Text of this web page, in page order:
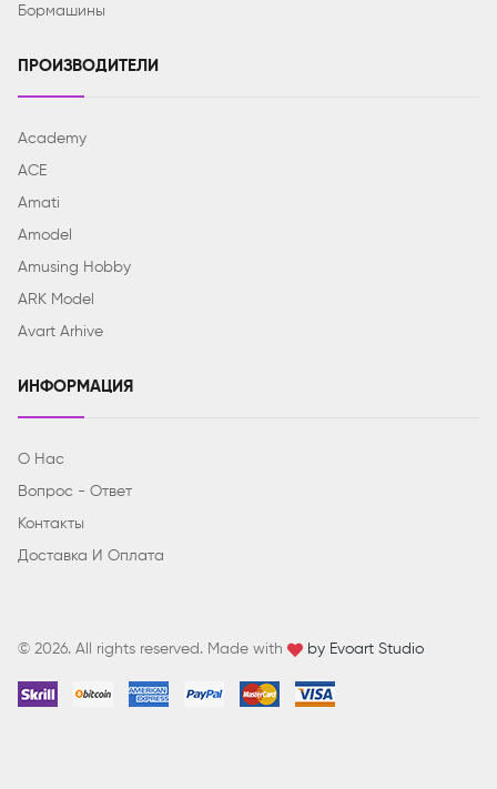
Бормашины
ПРОИЗВОДИТЕЛИ
Academy
ACE
Amati
Amodel
Amusing Hobby
ARK Model
Avart Arhive
ИНФОРМАЦИЯ
О Нас
Вопрос - Ответ
Контакты
Доставка И Оплата
© 2026. All rights reserved. Made with by Evoart Studio